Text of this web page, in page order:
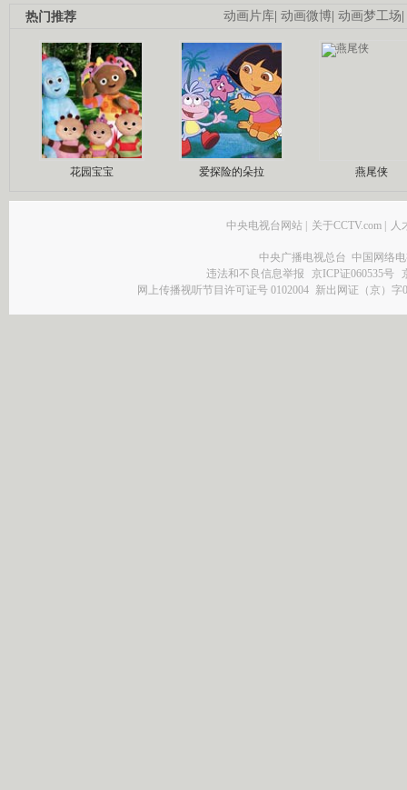
动画片库| 动画微博| 动画梦工场|
热门推荐
花园宝宝 爱探险的朵拉 燕尾侠
中央电视台网站 | 关于CCTV.com | 人
中央广播电视总台 中国网络
违法和不良信息举报
京ICP证060535号
网上传播视听节目许可证号 0102004 新出网证（京）